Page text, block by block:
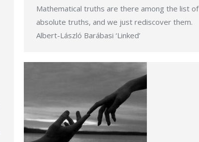
Mathematical truths are there among the list of
absolute truths, and we just rediscover them.
Albert-László Barábasi ‘Linked’